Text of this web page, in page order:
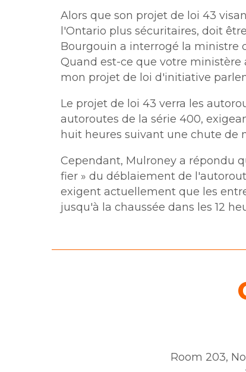
Alors que son projet de loi 43
l'Ontario plus sécuritaires, doit
Bourgouin a interrogé la ministre
Quand est-ce que votre
mon projet de loi d'initiative
Le projet de loi 43 verra les
autoroutes de la série 400,
huit heures suivant une chute de
Cependant, Mulroney a répondu
fier » du déblaiement de
exigent actuellement que les
jusqu'à la chaussée dans les 12
Room 203,